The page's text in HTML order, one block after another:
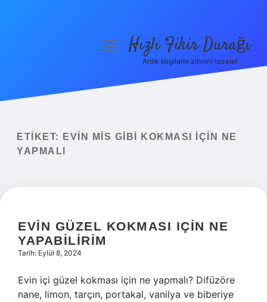
Yasal Uyarı
menüyüHızlı Fikir Durağı
Anlık bilgilerle zihnini tazele!
ETIKET:
EVIN MIS GIBI KOKMASI IÇIN NE
YAPMALI
EVIN GÜZEL KOKMASI IÇIN NE
YAPABILIRIM
Tarih: Eylül 8, 2024
Evin içi güzel kokması için ne yapmalı? Difüzöre
nane, limon, tarçın, portakal, vanilya ve biberiye